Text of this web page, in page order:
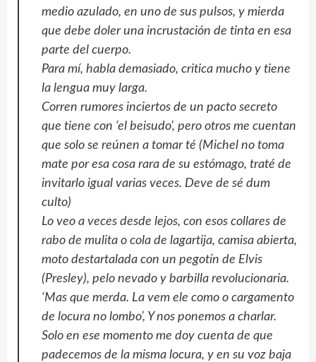
medio azulado, en uno de sus pulsos, y mierda
que debe doler una incrustación de tinta en esa
parte del cuerpo.
Para mí, habla demasiado, critica mucho y tiene
la lengua muy larga.
Corren rumores inciertos de un pacto secreto
que tiene con ‘el beisudo’, pero otros me cuentan
que solo se reúnen a tomar té (Michel no toma
mate por esa cosa rara de su estómago, traté de
invitarlo igual varias veces. Deve de sé dum
culto)
Lo veo a veces desde lejos, con esos collares de
rabo de mulita o cola de lagartija, camisa abierta,
moto destartalada con un pegotín de Elvis
(Presley), pelo nevado y barbilla revolucionaria.
‘Mas que merda. La vem ele como o cargamento
de locura no lombo’, Y nos ponemos a charlar.
Solo en ese momento me doy cuenta de que
padecemos de la misma locura, y en su voz baja